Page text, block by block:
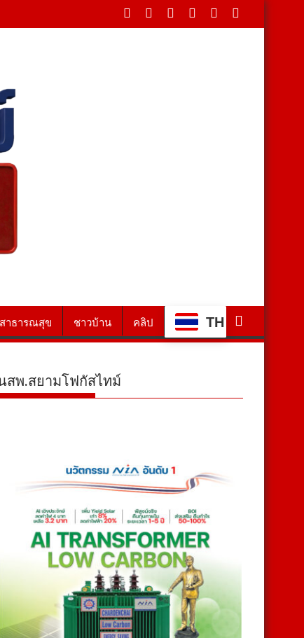
บาท-ไอโฟนเพียบ สาวหอบเงิน 1.5 แสนติดสินบนตำรวจ สุดท้ายโดน
สาธารณสุข ชาวบ้าน คลิป TH
สพ.สยามโฟกัสไทม์